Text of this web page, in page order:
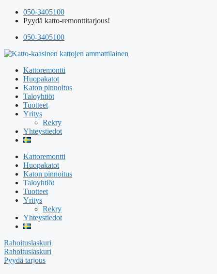
Siirry
sisältöön
050-3405100
Pyydä katto-remonttitarjous!
050-3405100
Kattoremontti
Huopakatot
Katon pinnoitus
Taloyhtiöt
Tuotteet
Yritys
Rekry
Yhteystiedot
Kattoremontti
Huopakatot
Katon pinnoitus
Taloyhtiöt
Tuotteet
Yritys
Rekry
Yhteystiedot
Rahoituslaskuri
Rahoituslaskuri
Pyydä tarjous